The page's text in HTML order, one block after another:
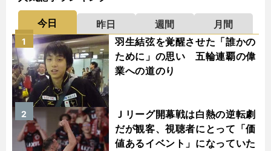
今日 昨日 週間
月間
羽生結弦を覚醒させた「誰かの
ために」の思い 五輪連覇の偉
業への道のり
1
Ｊリーグ開幕戦は白熱の逆転劇
だが観客、視聴者にとって「価
値あるイベント」になっていた
2